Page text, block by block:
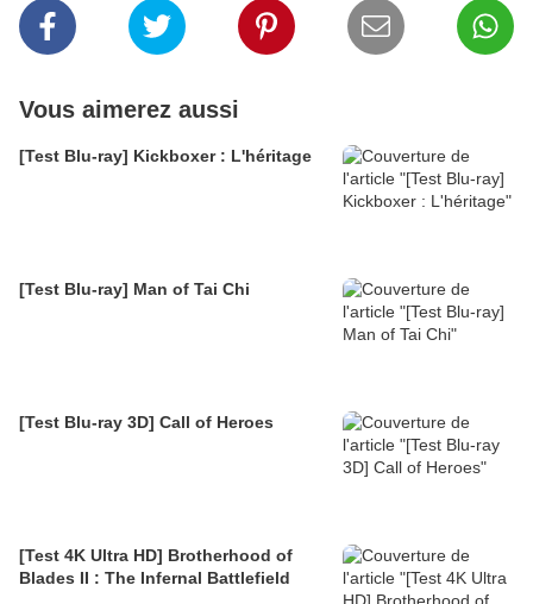
Vous aimerez aussi
[Test Blu-ray] Kickboxer : L'héritage
[Test Blu-ray] Man of Tai Chi
[Test Blu-ray 3D] Call of Heroes
[Test 4K Ultra HD] Brotherhood of
Blades II : The Infernal Battlefield